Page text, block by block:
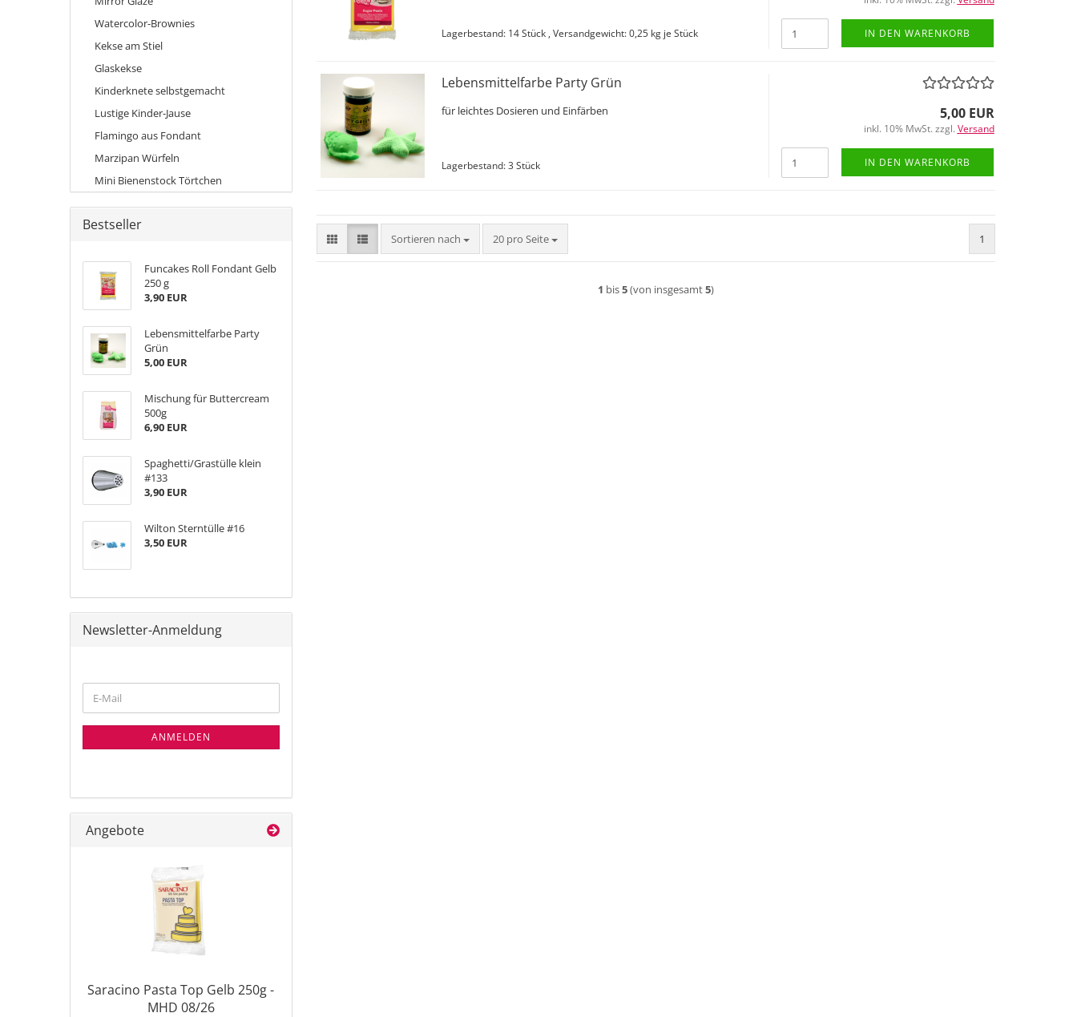
Lagerbestand: 14 Stück , Versandgewicht:0,25kg je Stück IN DEN WARENKORB
Lebensmittelfarbe Party Grün
für leichtes Dosieren und Einfärben
Lagerbestand: 3 Stück
5,00 EUR
inkl. 10% MwSt. zzgl. Versand
IN DEN WARENKORB
Sortieren nach
Sortieren nach 20 pro Seite
pro Seite 1
1 bis5(von insgesamt5)
Watercolor-Brownies
Kekse am Stiel
Glaskekse
Kinderknete selbstgemacht
Lustige Kinder-Jause
Flamingo aus Fondant
Marzipan Würfeln
Mini Bienenstock Törtchen
Bestseller
Funcakes Roll Fondant Gelb
250 g
3,90 EUR
Lebensmittelfarbe Party
Grün
5,00 EUR
Mischung für Buttercream
500g
6,90 EUR
Spaghetti/Grastülle klein
#133
3,90 EUR
Wilton Sterntülle #16
3,50 EUR
Newsletter-Anmeldung
ZUR
NEWSLETTER-
E-
Mail
ANMELDEN
Angebote
Saracino Pasta Top Gelb 250g -
MHD 08/26